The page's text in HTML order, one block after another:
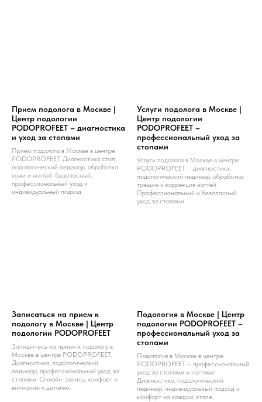
Прием подолога в Москве |
Центр подологии
PODOPROFEET – диагностика
и уход за стопами
Прием подолога в Москве в центре
PODOPROFEET. Диагностика стоп,
подологический педикюр, обработка
кожи и ногтей. Безопасный,
профессиональный уход и
индивидуальный подход.
Услуги подолога в Москве |
Центр подологии
PODOPROFEET –
профессиональный уход за
стопами
Услуги подолога в Москве в центре
PODOPROFEET – диагностика,
подологический педикюр, обработка
трещин и коррекция ногтей.
Профессиональный и безопасный
уход за стопами.
Записаться на прием к
подологу в Москве | Центр
подологии PODOPROFEET
Запишитесь на прием к подологу в
Москве в центре PODOPROFEET.
Диагностика, подологический
педикюр, профессиональный уход за
стопами. Онлайн-запись, комфорт и
внимание к деталям.
Подология в Москве | Центр
подологии PODOPROFEET –
профессиональный уход за
стопами
Подология в Москве в центре
PODOPROFEET – профессиональный
уход за стопами и ногтями.
Диагностика, подологический
педикюр, индивидуальный подход и
комфорт на каждом этапе.